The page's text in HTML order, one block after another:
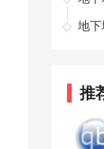
推